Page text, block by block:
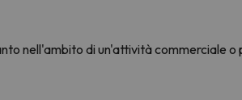
nell'ambito di un'attività commerciale o